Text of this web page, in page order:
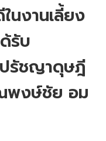
นงานเลี้ยง
รับ
รัชญาดุษฎี
งษ์ชัย อม